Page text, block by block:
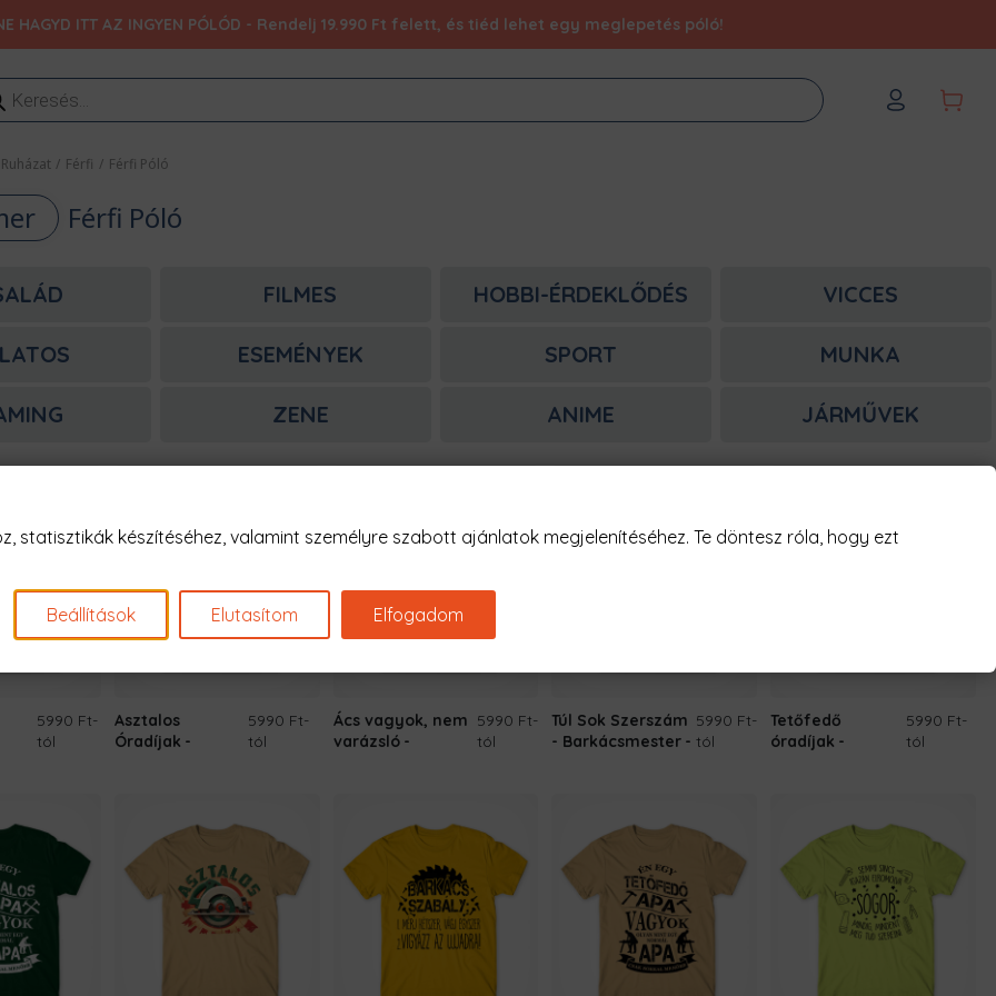
HAGYD ITT AZ INGYEN PÓLÓD - Rendelj 19.990 Ft felett, és tiéd lehet egy meglepetés póló!
Ruházat / Férfi / Férfi Póló
Férfi Póló
FILMES HOBBI-ÉRDEKLŐDÉS VICCES
ESEMÉNYEK SPORT MUNKA
ZENE ANIME JÁRMŰVEK
5990 Ft-
tól
Asztalos
Óradíjak
5990 Ft-
tól
Ács vagyok, nem
varázsló
5990 Ft-
tól
Túl Sok Szerszám
- Barkácsmester
5990 Ft-
tól
Tetőfedő
óradíjak
5990 Ft-
tól
statisztikák készítéséhez, valamint személyre szabott ajánlatok megjelenítéséhez. Te döntesz róla, hogy ezt
Beállítások Elutasítom Elfogadom